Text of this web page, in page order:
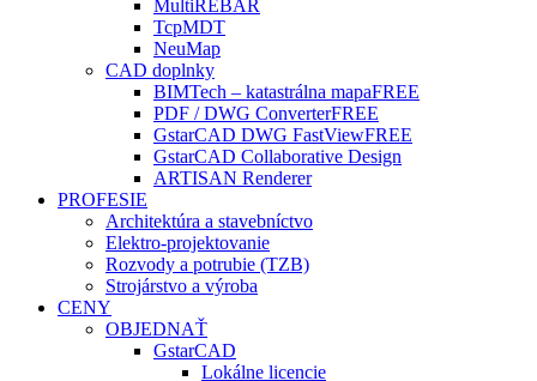
MultiREBAR
TcpMDT
NeuMap
CAD doplnky
BIMTech – katastrálna mapaFREE
PDF / DWG ConverterFREE
GstarCAD DWG FastViewFREE
GstarCAD Collaborative Design
ARTISAN Renderer
PROFESIE
Architektúra a stavebníctvo
Elektro-projektovanie
Rozvody a potrubie (TZB)
Strojárstvo a výroba
CENY
OBJEDNAŤ
GstarCAD
Lokálne licencie